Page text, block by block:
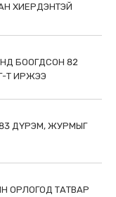
ХИЕРДЭНТЭЙ
БООГДСОН 82
Т ИРЖЭЭ
ДҮРЭМ, ЖУРМЫГ
ОРЛОГОД ТАТВАР